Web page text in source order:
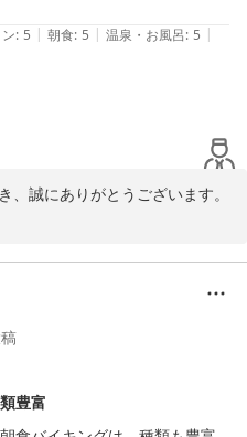
、今後の改善・運用の参考と
ただけるよう努めてまいりま
申し上げております。
ト（ＳｉＳ ＳＴＡＲＧＡＴＥ
: 5 | 朝食: 5 | 温泉・お風呂: 5 |
、誠にありがとうございます。
寄せいただきましたこと、重
潔感にご満足いただけた様子を
ることが、私共にとって何より
めの言葉をいただき光栄で
豊富